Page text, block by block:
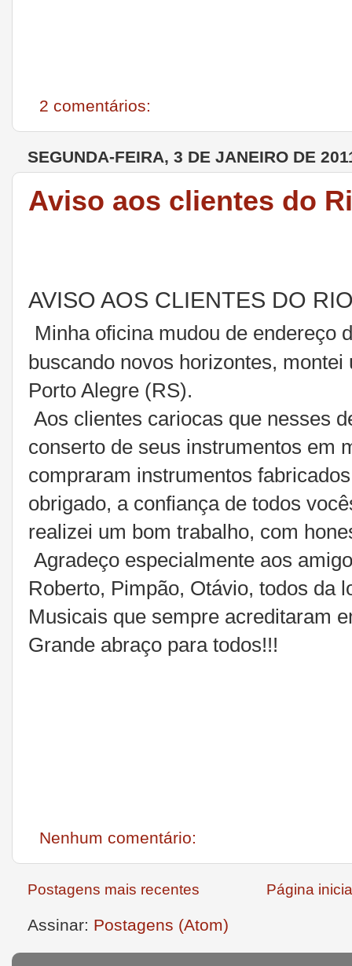
2 comentários:
SEGUNDA-FEIRA, 3 DE JANEIRO DE
Aviso aos clientes do
AVISO AOS CLIENTES DO
Minha oficina mudou de endereço
buscando novos horizontes,
Porto Alegre (RS).
Aos clientes cariocas que nesses
conserto de seus instrumentos em
compraram instrumentos
obrigado, a confiança de todos
realizei um bom trabalho, com
Agradeço especialmente aos
Roberto, Pimpão, Otávio, todos da
Musicais que sempre acreditaram
Grande abraço para todos!!!
Nenhum comentário:
Postagens mais recentes Página
Assinar: Postagens (Atom)